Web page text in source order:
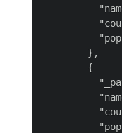
        },
        {